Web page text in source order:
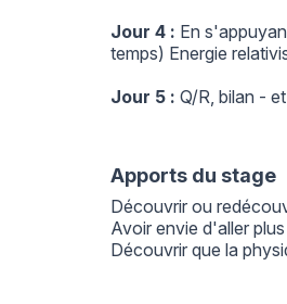
Jour 4 : En
temps) Energie
Jour 5 : Q/R, bilan -
Apports du stage
Découvrir ou
Avoir envie d'aller
Découvrir que la